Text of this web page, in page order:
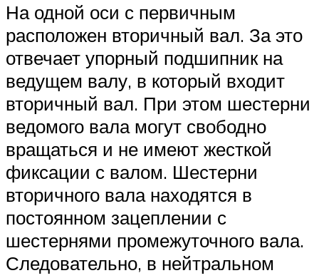
На одной оси с первичным
расположен вторичный вал. За это
отвечает упорный подшипник на
ведущем валу, в который входит
вторичный вал. При этом шестерни
ведомого вала могут свободно
вращаться и не имеют жесткой
фиксации с валом. Шестерни
вторичного вала находятся в
постоянном зацеплении с
шестернями промежуточного вала.
Следовательно, в нейтральном